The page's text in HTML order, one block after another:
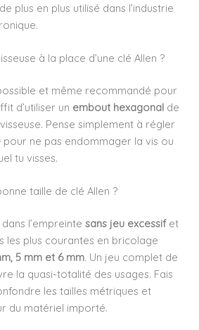
plus en plus utilisé dans l’industrie
à la place d’une clé Allen ?
et même recommandé pour
d’utiliser un embout hexagonal de
Pense simplement à régler
pour ne pas endommager la vis ou
tu visses.
taille de clé Allen ?
l’empreintesans jeu excessifet
les plus courantes en bricolage
5 mm et 6 mm. Un jeu complet de
la quasi-totalité des usages. Fais
les tailles métriques et
du matériel importé.